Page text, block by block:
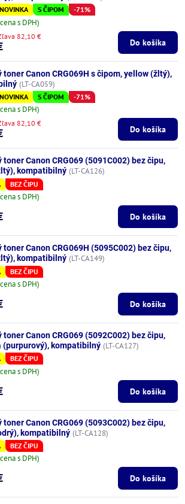
NOVINKA S ČIPOM -71%
s DPH)
82,10 €
Do košíka
toner Canon CRG069H s čipom, yellow (žltý),
(LT-CA059)
NOVINKA S ČIPOM -71%
s DPH)
82,10 €
Do košíka
toner Canon CRG069 (5091C002) bez čipu,
kompatibilný (LT-CA126)
BEZ ČIPU
s DPH)
Do košíka
toner Canon CRG069H (5095C002) bez čipu,
kompatibilný (LT-CA149)
BEZ ČIPU
s DPH)
Do košíka
toner Canon CRG069 (5092C002) bez čipu,
(purpurový), kompatibilný (LT-CA127)
BEZ ČIPU
s DPH)
Do košíka
toner Canon CRG069 (5093C002) bez čipu,
kompatibilný (LT-CA128)
BEZ ČIPU
s DPH)
Do košíka